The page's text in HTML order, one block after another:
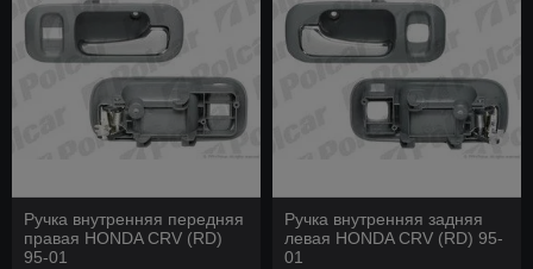
Ручка внутренняя передняя
правая HONDA CRV (RD)
95-01
Ручка внутренняя задняя
левая HONDA CRV (RD) 95-
01